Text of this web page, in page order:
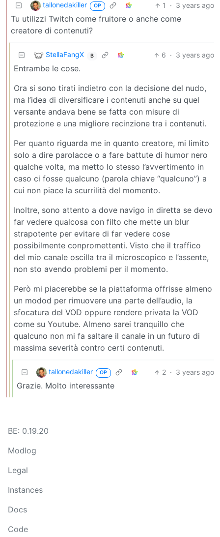
tallonedakiller OP 1 · 3 years ago
Tu utilizzi Twitch come fruitore o anche come
creatore di contenuti?
StellaFangX B 6 · 3 years ago
Entrambe le cose.
Ora si sono tirati indietro con la decisione del nudo,
ma l’idea di diversificare i contenuti anche su quel
versante andava bene se fatta con misure di
protezione e una migliore recinzione tra i contenuti.
Per quanto riguarda me in quanto creatore, mi limito
solo a dire parolacce o a fare battute di humor nero
qualche volta, ma metto lo stesso l’avvertimento in
caso ci fosse qualcuno (parola chiave “qualcuno”) a
cui non piace la scurrilità del momento.
Inoltre, sono attento a dove navigo in diretta se devo
far vedere qualcosa con filto che mette un blur
strapotente per evitare di far vedere cose
possibilmente conpromettenti. Visto che il traffico
del mio canale oscilla tra il microscopico e l’assente,
non sto avendo problemi per il momento.
Però mi piacerebbe se la piattaforma offrisse almeno
un modod per rimuovere una parte dell’audio, la
sfocatura del VOD oppure rendere privata la VOD
come su Youtube. Almeno sarei tranquillo che
qualcuno non mi fa saltare il canale in un futuro di
massima severità contro certi contenuti.
tallonedakiller OP 2 · 3 years ago
Grazie. Molto interessante
BE: 0.19.20
Modlog
Legal
Instances
Docs
Code